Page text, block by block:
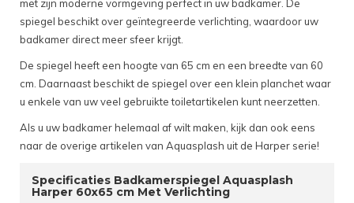
met zijn moderne vormgeving perfect in uw badkamer. De
spiegel beschikt over geïntegreerde verlichting, waardoor uw
badkamer direct meer sfeer krijgt.
De spiegel heeft een hoogte van 65 cm en een breedte van 60
cm. Daarnaast beschikt de spiegel over een klein planchet waar
u enkele van uw veel gebruikte toiletartikelen kunt neerzetten.
Als u uw badkamer helemaal af wilt maken, kijk dan ook eens
naar de overige artikelen van Aquasplash uit de Harper serie!
Specificaties Badkamerspiegel Aquasplash
Harper 60x65 cm Met Verlichting